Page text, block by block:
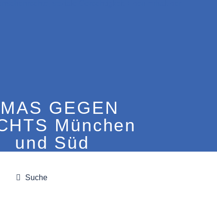
GEGEN
München
und Süd
Suche